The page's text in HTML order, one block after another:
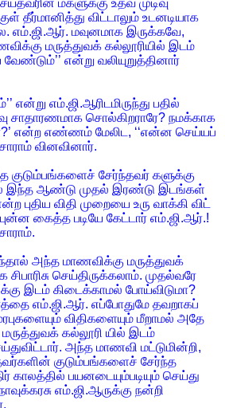
மகளுக்கு உதவ முடிவு
தீர்மானித்து விட்டாலும் உடனடியாக
எம்.ஜி.ஆர். மவுனமாக இருக்கவே,
மருத்துவக் கல்லூரியில் இடம்
என்று வலியுறுத்தினார்
என்று எம்.ஜி.ஆரிடமிருந்து பதில்
சொல்கிறராரே? நமக்காக
என்ற எண்ணம் மேலிட, ‘‘என்ன செய்யப்
வினவினார்.
குடும்பங்களைச் சேர்ந்தவர் களுக்கு
இந்த ஆண்டு முதல் இரண்டு இடங்கள்
புதிய விதி முறையை உரு வாக்கி விட்
புன்ன கைத்த படியே கேட்டார் எம்.ஜி.ஆர்.!
அந்த மாணவிக்கு மருத்துவக்
செய்திருக்கலாம். முதல்வரே
இடம் கிடைக்காமல் போய்விடுமா?
எம்.ஜி.ஆர். எப்போதுமே தவறாகப்
விதிகளையும் மீறாமல் அதே
கல்லூரி யில் இடம்
அந்த மாணவி மட்டுமின்றி,
குடும்பங்களைச் சேர்ந்த
பயனடையும்படியும் செய்து
எம்.ஜி.ஆருக்கு நன்றி